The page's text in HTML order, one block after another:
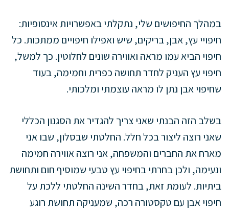
במהלך החיפושים שלי, נתקלתי באפשרויות אינסופיות:
חיפויי עץ, אבן, בריקים, שיש ואפילו חיפויים ממתכות. כל
חיפוי הביא עמו מראה ואווירה שונים לחלוטין. כך למשל,
חיפוי עץ העניק לחדר תחושה כפרית וחמימה, בעוד
שחיפוי אבן נתן לו מראה עוצמתי ומלכותי.
בשלב הזה הבנתי שאני צריך להגדיר את הסגנון הכללי
שאני רוצה ליצור בכל חלל. החלטתי שבסלון, שבו אני
מארח את החברים והמשפחה, אני רוצה אווירה חמימה
ונעימה, ולכן בחרתי בחיפוי עץ טבעי שמוסיף חום ותחושת
ביתיות. לעומת זאת, בחדר השינה החלטתי ללכת על
חיפוי אבן עם טקסטורה רכה, שמעניקה תחושת רוגע